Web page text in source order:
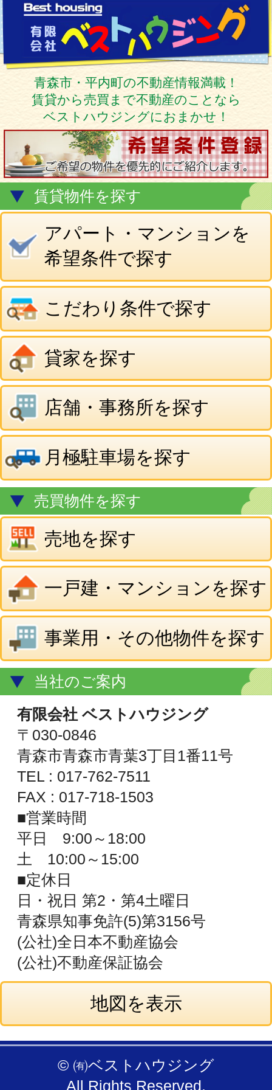
青森市・平内町の不動産情報満載！
賃貸から売買まで不動産のことなら
ベストハウジングにおまかせ！
賃貸物件を探す
アパート・マンションを
希望条件で探す
貸家を探す
店舗・事務所を探す
月極駐車場を探す
売買物件を探す
売地を探す
一戸建・マンションを探す
事業用・その他物件を探す
当社のご案内
有限会社 ベストハウジング
〒030-0846
青森市青森市青葉3丁目1番11号
TEL : 017-762-7511
FAX : 017-718-1503
■営業時間
平日 9:00～18:00
土 10:00～15:00
■定休日
日・祝日 第2・第4土曜日
青森県知事免許(5)第3156号
(公社)全日本不動産協会
(公社)不動産保証協会
地図を表示
© ㈲ベストハウジング
All Rights Reserved.